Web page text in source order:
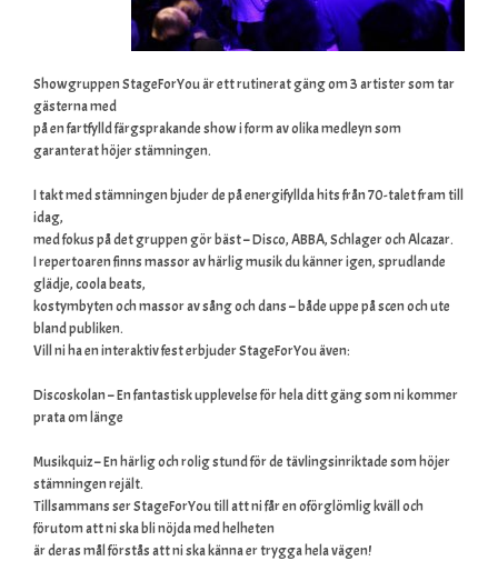
Showgruppen StageForYou är ett rutinerat gäng om 3 artister som tar
gästerna med
på en fartfylld färgsprakande show i form av olika medleyn som
garanterat höjer stämningen.
I takt med stämningen bjuder de på energifyllda hits från 70-talet fram till
idag,
med fokus på det gruppen gör bäst – Disco, ABBA, Schlager och Alcazar.
I repertoaren finns massor av härlig musik du känner igen, sprudlande
glädje, coola beats,
kostymbyten och massor av sång och dans – både uppe på scen och ute
bland publiken.
Vill ni ha en interaktiv fest erbjuder StageForYou även:
Discoskolan – En fantastisk upplevelse för hela ditt gäng som ni kommer
prata om länge
Musikquiz – En härlig och rolig stund för de tävlingsinriktade som höjer
stämningen rejält.
Tillsammans ser StageForYou till att ni får en oförglömlig kväll och
förutom att ni ska bli nöjda med helheten
är deras mål förstås att ni ska känna er trygga hela vägen!